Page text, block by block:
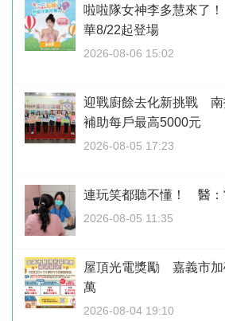
啦啦隊女神李多慧來了
華8/22起登場
2026-08-06 15:02
迎戰廚餘去化新挑戰 南
補助每戶最高5000元
2026-08-05 17:23
連玩笑都聽不懂！ 醫：
2026-08-05 11:35
屋頂光電獎勵 嘉義市加
萬
2026-08-04 19:10